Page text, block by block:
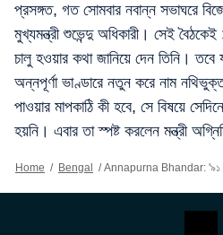
প্রসঙ্গত, গত সোমবার নবান্ন সভাঘরে
মুখ্যমন্ত্রী শুভেন্দু অধিকারী। সেই
চালু হওয়ার কথা জানিয়ে দেন তিনি। তবে
অন্নপূর্ণা ভাণ্ডারে নতুন করে নাম
পাওয়ার মাপকাঠি কী হবে, সে বিষয়ে
হয়নি। এবার তা স্পষ্ট করলেন মন্ত্রী
Home / Bengal / Annapurna Bhandar: '৯১ লক্ষ...,' ১ জুন থেকে শুরু